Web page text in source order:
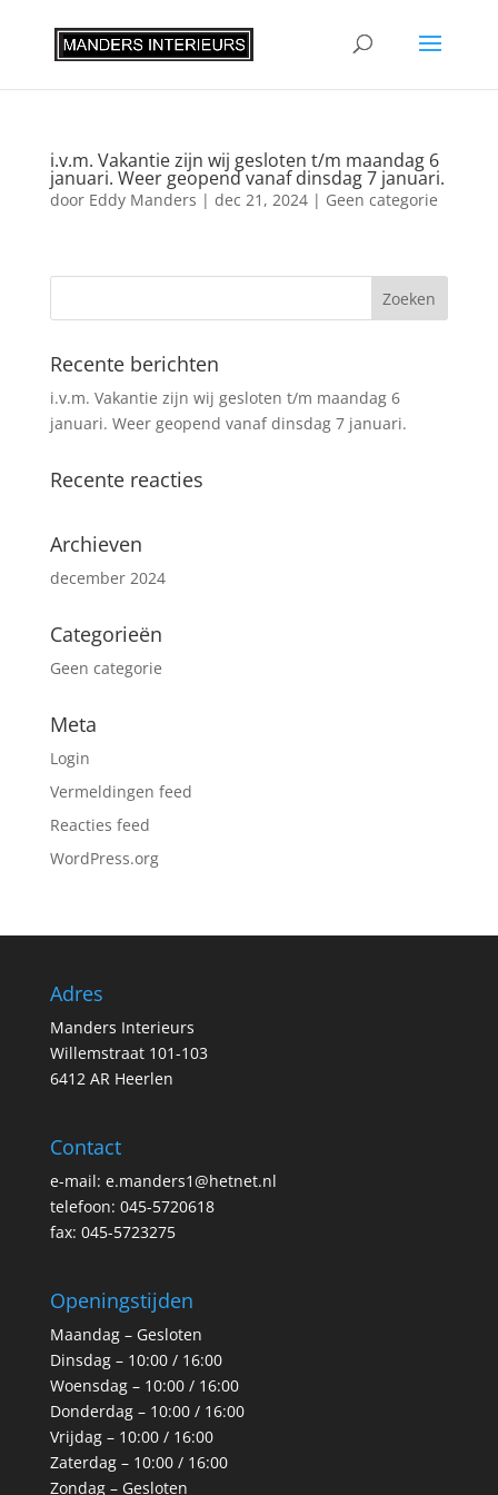
i.v.m. Vakantie zijn wij gesloten t/m maandag 6
januari. Weer geopend vanaf dinsdag 7 januari.
door Eddy Manders | dec 21, 2024| Geen categorie
Recente berichten
i.v.m. Vakantie zijn wij gesloten t/m maandag 6
januari. Weer geopend vanaf dinsdag 7 januari.
Recente reacties
Archieven
december 2024
Categorieën
Geen categorie
Meta
Login
Vermeldingen feed
Reacties feed
WordPress.org
Adres
Manders Interieurs
Willemstraat 101-103
6412 AR Heerlen
Contact
e-mail: e.manders1@hetnet.nl
telefoon: 045-5720618
fax: 045-5723275
Openingstijden
Maandag – Gesloten
Dinsdag – 10:00 / 16:00
Woensdag – 10:00 / 16:00
Donderdag – 10:00 / 16:00
Vrijdag – 10:00 / 16:00
Zaterdag – 10:00 / 16:00
Zondag – Gesloten